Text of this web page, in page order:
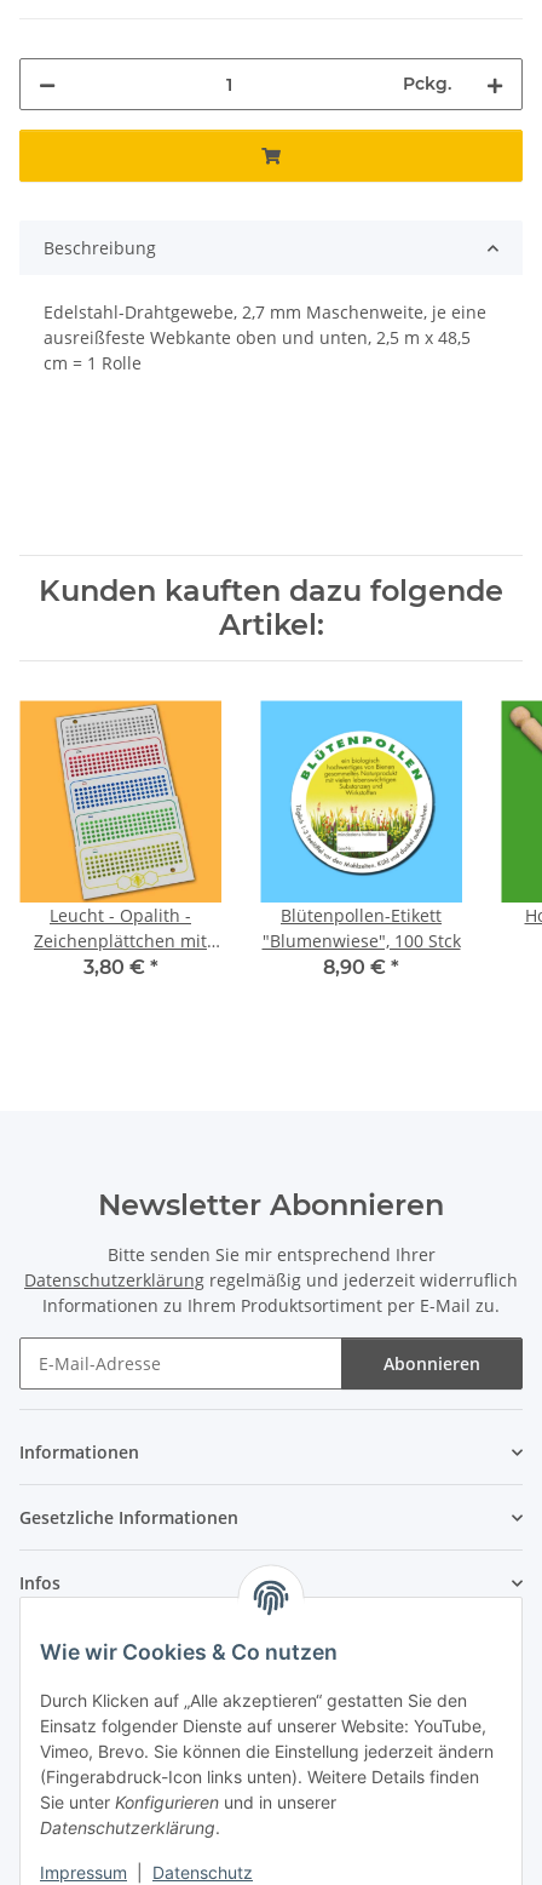
Wie wir Cookies & Co nutzen
Durch Klicken auf „Alle akzeptieren“ gestatten Sie den
Einsatz folgender Dienste auf unserer Website: YouTube,
Vimeo, Brevo. Sie können die Einstellung jederzeit ändern
(Fingerabdruck-Icon links unten). Weitere Details finden
Sie unter Konfigurieren und in unserer
Datenschutzerklärung.
Impressum Datenschutz
Pckg.
Beschreibung
Edelstahl-Drahtgewebe, 2,7 mm Maschenweite, je eine
ausreißfeste Webkante oben und unten, 2,5 m x 48,5
cm = 1 Rolle
Kunden kauften dazu folgende
Artikel:
Leucht - Opalith -
Zeichenplättchen mit
Nummern: Farbe Grün
3,80 € *
Blütenpollen-Etikett
"Blumenwiese", 100 Stck
8,90 € *
Newsletter Abonnieren
Bitte senden Sie mir entsprechend Ihrer
Datenschutzerklärung regelmäßig und jederzeit widerruflich
Informationen zu Ihrem Produktsortiment per E-Mail zu.
Abonnieren
Informationen
Gesetzliche Informationen
Infos
Laden - Öffnungszeiten:
Montag 09:00Uhr bis
16:00 Uhr
Dienstag
09:00 Uhr bis
17:00 Uhr
Mittwoch
09:00 Uhr bis 16:00 Uhr
Donnerstag
09:00 Uhr bis
17:00 Uhr
Freitag
09:00 Uhr
Samstag
09:00 Uhr